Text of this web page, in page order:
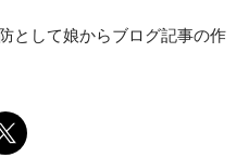
として娘からブログ記事の作